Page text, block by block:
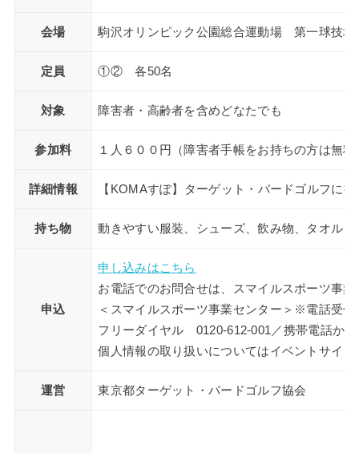
会場 駒沢オリンピック公園総合運動場 第一球技場
定員 ①② 各50名
対象 障害者・高齢者を含めどなたでも
参加料 １人６００円（障害者手帳をお持ちの方は無料
詳細情報 【KOMAすぽ】ターゲット・バードゴルフに
持ち物 動きやすい服装、シューズ、飲み物、タオル
申込
申し込みはこちら
お電話でのお問合せは、スマイルスポーツ事
＜スマイルスポーツ事業センター＞※電話受
フリーダイヤル 0120-612-001／携帯電話か
個人情報の取り扱いについてはイベントサイ
運営 東京都ターゲット・バードゴルフ協会